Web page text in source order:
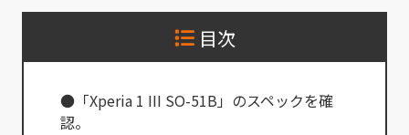
目次
●「Xperia 1 III SO-51B」のスペックを確
認。